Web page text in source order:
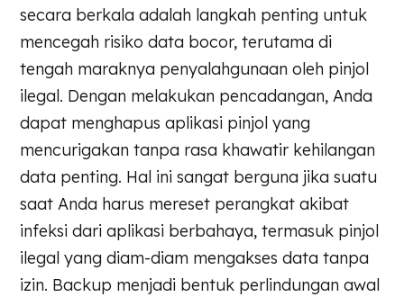
secara berkala adalah langkah penting untuk
mencegah risiko data bocor, terutama di
tengah maraknya penyalahgunaan oleh pinjol
ilegal. Dengan melakukan pencadangan, Anda
dapat menghapus aplikasi pinjol yang
mencurigakan tanpa rasa khawatir kehilangan
data penting. Hal ini sangat berguna jika suatu
saat Anda harus mereset perangkat akibat
infeksi dari aplikasi berbahaya, termasuk pinjol
ilegal yang diam-diam mengakses data tanpa
izin. Backup menjadi bentuk perlindungan awal